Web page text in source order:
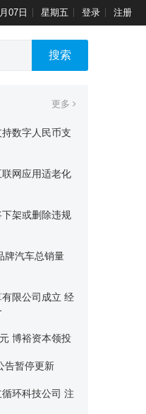
07日 星期五 登录 注册
搜索
更多
数字人民币支
行、…
网应用适老化
抓好互…
架或删除违规
要求的…
牌汽车总销量
限公司成立 经
值电信…
博裕资本领投
告暂停更新
市公司…
环科技公司 注